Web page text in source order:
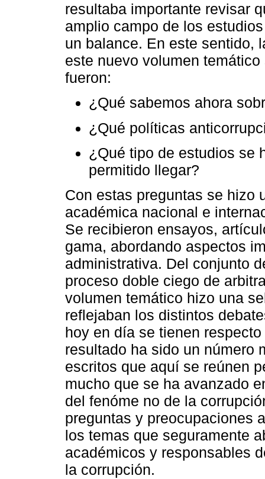
resultaba importante revisar
amplio campo de los
un balance. En este sentido,
este nuevo volumen
fueron:
¿Qué sabemos ahora
¿Qué políticas
¿Qué tipo de estudios se
permitido llegar?
Con estas preguntas se hizo
académica nacional e
Se recibieron ensayos,
gama, abordando aspectos
administrativa. Del conjunto
proceso doble ciego de
volumen temático hizo una
reflejaban los distintos
hoy en día se tienen
resultado ha sido un número
escritos que aquí se reúnen
mucho que se ha avanzado
del fenóme no de la
preguntas y preocupaciones
los temas que seguramente
académicos y responsables
la corrupción.